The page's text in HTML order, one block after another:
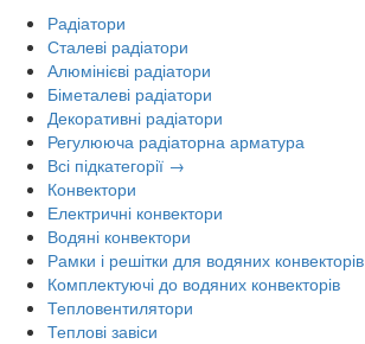
Радіатори
Сталеві радіатори
Алюмінієві радіатори
Біметалеві радіатори
Декоративні радіатори
Регулююча радіаторна арматура
Всі підкатегорії →
Конвектори
Електричні конвектори
Водяні конвектори
Рамки і решітки для водяних конвекторів
Комплектуючі до водяних конвекторів
Тепловентилятори
Теплові завіси